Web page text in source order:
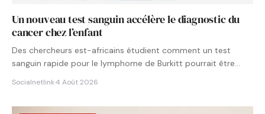
Un nouveau test sanguin accélère le diagnostic du
cancer chez l’enfant
Des chercheurs est-africains étudient comment un test
sanguin rapide pour le lymphome de Burkitt pourrait être
Socialnetlink·4 Août 2026